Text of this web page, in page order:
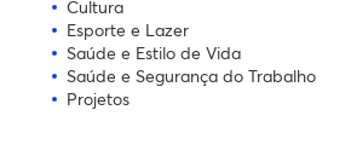
Cultura
Esporte e Lazer
Saúde e Estilo de Vida
Saúde e Segurança do Trabalho
Projetos